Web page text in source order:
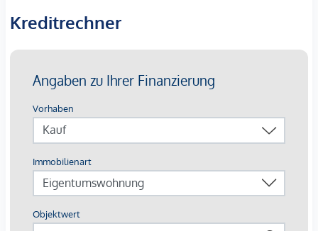
Wohnungsangebot
Gartenwohnungen mit privaten Grünflächen
Wohnungen mit Loggia oder großzügigen Terrassen
exklusive Penthouses mit Dachterrassen und Weitblick
individuell geplante Grundrisse – jede Einheit ein
Unikat
Kaufpreise ab ca. € 293.300,-(je nach Größe und Lage der
Kreditrechner